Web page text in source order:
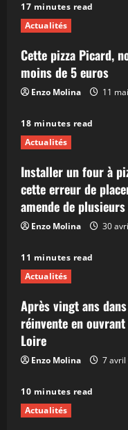
17 minutes read
Actualités
Cette pizza Picard,
moins de 5 euros
Enzo Molina 11
18 minutes read
Actualités
Installer un four à
cette erreur de
amende de
Enzo Molina 30
11 minutes read
Actualités
Après vingt ans
réinvente en
Loire
Enzo Molina 7 avril
10 minutes read
Actualités